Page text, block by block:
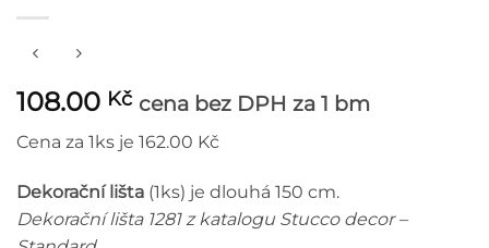
108.00 Kč cena bez DPH za 1 bm
Cena za 1ks je 162.00 Kč
Dekorační lišta (1ks) je dlouhá 150 cm.
Dekorační lišta 1281 z katalogu Stucco decor –